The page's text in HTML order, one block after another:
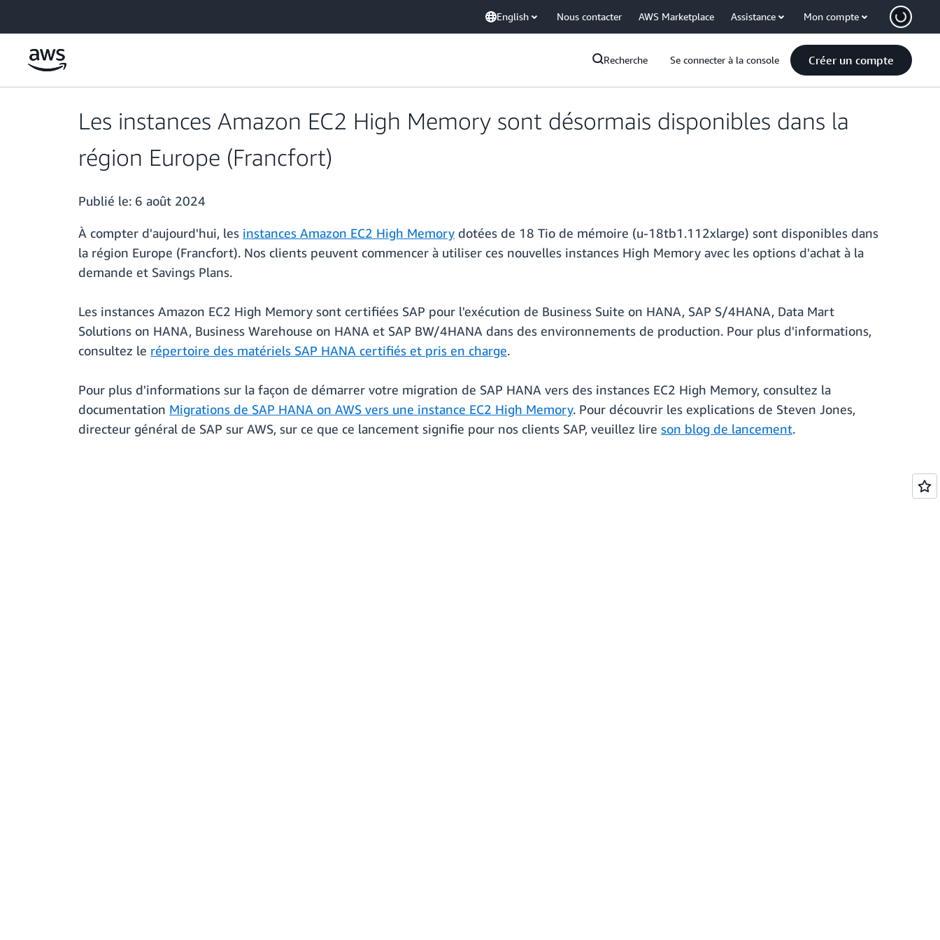
English Nous contacter AWS Marketplace Assistance Mon compte
Recherche Se connecter à la console Créer un compte
Les instances Amazon EC2 High Memory sont désormais disponibles dans la
région Europe (Francfort)
Publié le: 6 août 2024
À compter d'aujourd'hui, les instances Amazon EC2 High Memory dotées de 18 Tio de mémoire (u-18tb1.112xlarge) sont disponibles dans
la région Europe (Francfort). Nos clients peuvent commencer à utiliser ces nouvelles instances High Memory avec les options d'achat à la
demande et Savings Plans.
Les instances Amazon EC2 High Memory sont certifiées SAP pour l'exécution de Business Suite on HANA, SAP S/4HANA, Data Mart
Solutions on HANA, Business Warehouse on HANA et SAP BW/4HANA dans des environnements de production. Pour plus d'informations,
consultez le répertoire des matériels SAP HANA certifiés et pris en charge.
Pour plus d'informations sur la façon de démarrer votre migration de SAP HANA vers des instances EC2 High Memory, consultez la
documentation Migrations de SAP HANA on AWS vers une instance EC2 High Memory. Pour découvrir les explications de Steven Jones,
directeur général de SAP sur AWS, sur ce que ce lancement signifie pour nos clients SAP, veuillez lire son blog de lancement.